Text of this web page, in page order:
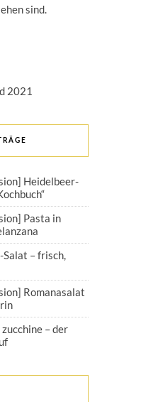
sind.
Heidelbeer-
Pasta in
– frisch,
Romanasalat
– der